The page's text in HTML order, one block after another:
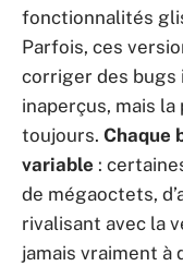
fonctionnalités
Parfois, ces
corriger des
inaperçus, mais
toujours. Chaque
variable :
de mégaoctets,
rivalisant avec la
jamais vraiment à